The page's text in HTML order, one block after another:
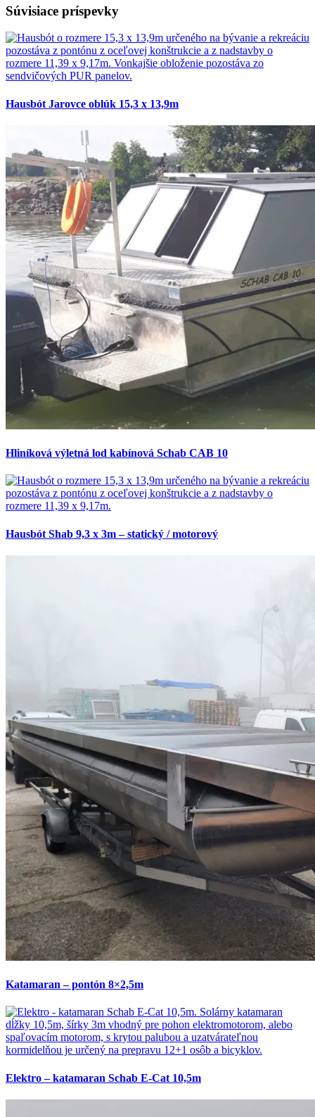
Súvisiace príspevky
Hausbót Jarovce oblúk 15,3 x 13,9m
Hliníková výletná lod kabínová Schab CAB 10
Hausbót Shab 9,3 x 3m – statický / motorový
Katamaran – pontón 8×2,5m
Elektro – katamaran Schab E-Cat 10,5m